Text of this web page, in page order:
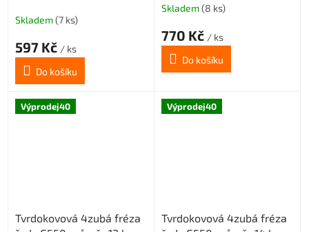
Skladem(7 ks)
597 Kč / ks
Do košíku
Průměrné
produktu
je
5,0
z
hvězdiček.
Skladem(8 ks)
770 Kč / ks
Do košíku
Výprodej40
Tvrdokovová 4zubá fréza
Výprodej40
Tvrdokovová 4zubá fréza